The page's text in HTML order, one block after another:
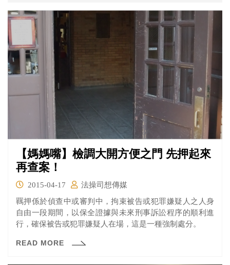
【媽媽嘴】檢調大開方便之門 先押起來
再查案！
2015-04-17
法操司想傳媒
羈押係於偵查中或審判中，拘束被告或犯罪嫌疑人之人身
自由一段期間，以保全證據與未來刑事訴訟程序的順利進
行，確保被告或犯罪嫌疑人在場，這是一種強制處分。
READ MORE